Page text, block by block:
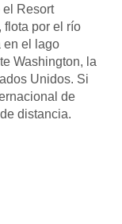
el Resort
flota por el río
en el lago
Washington, la
Unidos. Si
de
distancia.